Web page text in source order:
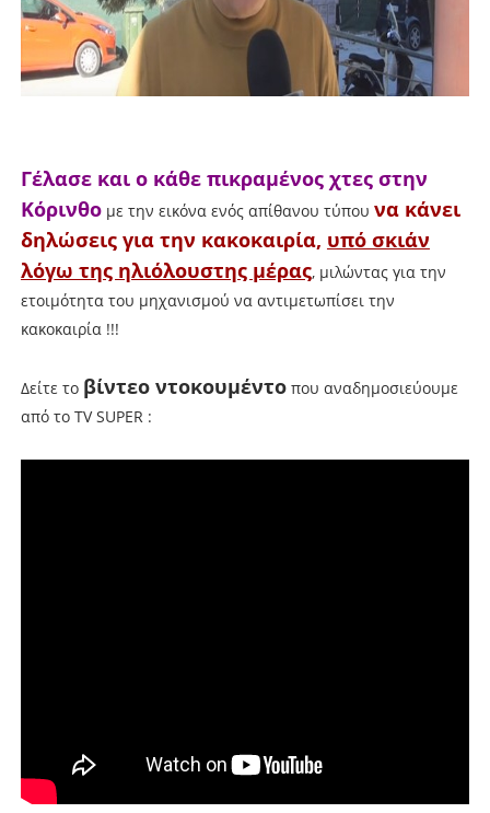
Γέλασεκαι ο κάθε πικραμένος χτες στην
Κόρινθο με την εικόνα ενός απίθανου τύπου να κάνει
δηλώσεις για την κακοκαιρία, υπό σκιάν
λόγω της ηλιόλουστης μέρας, μιλώντας για την
ετοιμότητα του μηχανισμού να αντιμετωπίσει την
κακοκαιρία !!!
Δείτε το βίντεο ντοκουμέντοπου αναδημοσιεύουμε
από το TV SUPER :